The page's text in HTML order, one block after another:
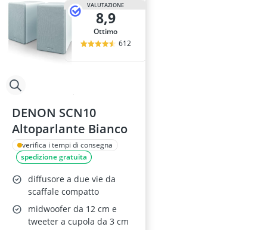
VALUTAZIONE
8,9
Ottimo
612
DENON SCN10
Altoparlante Bianco
verifica i tempi di consegna
spedizione gratuita
diffusore a due vie da
scaffale compatto
midwoofer da 12 cm e
tweeter a cupola da 3 cm